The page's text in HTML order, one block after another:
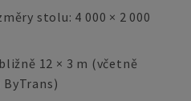
stolu: 4 000 × 2 000
12 × 3 m (včetně